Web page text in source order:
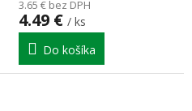
3.65 € bez DPH
4.49 € / ks
Do košíka